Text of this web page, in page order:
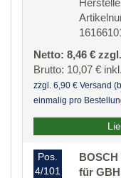
Netto: 8,46 €
Brutto: 10,07 €
zzgl. 6,90 € Versand
einmalig pro
Pos.
4/101
für GBH